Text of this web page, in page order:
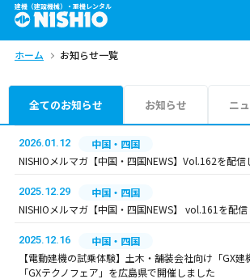
建機（建設機械）・重機レンタル
商品一覧 お
問合せ依頼リスト
エリア情報を見る
ホーム お知らせ一覧
全てのお知らせ お知らせ ニ
2026.01.12
中国・四国
NISHIOメルマガ【中国・四国NEWS】Vol.162を配信
2025.12.29
中国・四国
NISHIOメルマガ【中国・四国NEWS】 vol.161を配
2025.12.16
中国・四国
【電動建機の試乗体験】土木・舗装会社向け「GX建
「GXテクノフェア」を広島県で開催しました